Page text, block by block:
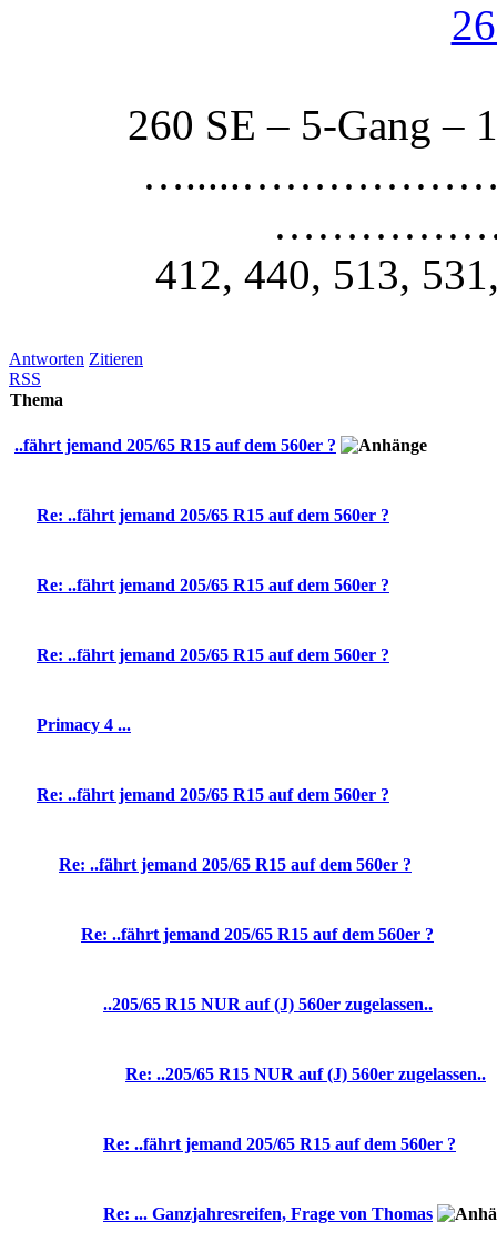
260 SE – 5-Gang –
412, 440, 513,
Antworten Zitieren
RSS
Thema
..fährt jemand 205/65 R15 auf dem 560er ?
Re: ..fährt jemand 205/65 R15 auf dem 560er ?
Re: ..fährt jemand 205/65 R15 auf dem 560er ?
Re: ..fährt jemand 205/65 R15 auf dem 560er ?
Primacy 4 ...
Re: ..fährt jemand 205/65 R15 auf dem 560er ?
Re: ..fährt jemand 205/65 R15 auf dem 560er ?
Re: ..fährt jemand 205/65 R15 auf dem 560er ?
..205/65 R15 NUR auf (J) 560er zugelassen..
Re: ..205/65 R15 NUR auf (J) 560er zugelassen..
Re: ..fährt jemand 205/65 R15 auf dem 560er ?
Re: ... Ganzjahresreifen, Frage von Thomas